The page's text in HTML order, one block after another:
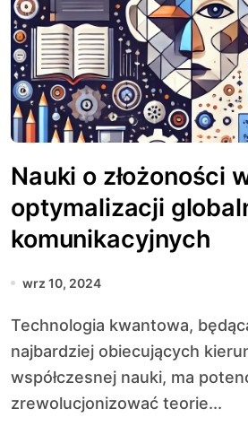
Nauki o złożoności
optymalizacji
komunikacyjnych
wrz 10, 2024
Technologia kwantowa, będąca jednym z
najbardziej obiecujących
współczesnej nauki, ma
zrewolucjonizować teorie...